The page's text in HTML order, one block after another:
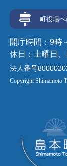
町役場へ
開庁時間：9時
休日：土曜日
法人番号
Copyright Shimamoto